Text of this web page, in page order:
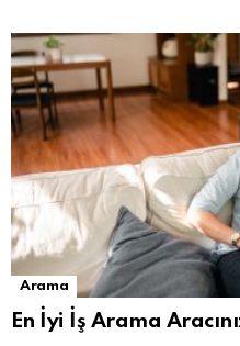
Arama
En İyi İş Arama